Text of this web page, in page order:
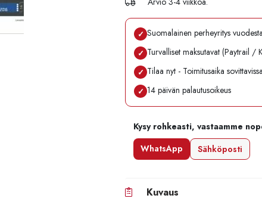
✓ Suomalainen perheyritys
✓ Turvalliset maksutavat (Paytrail /
✓ Tilaa nyt - Toimitusaika
✓ 14 päivän palautusoikeus
Kysy rohkeasti, vastaamme
WhatsApp
Sähköposti
Kuvaus